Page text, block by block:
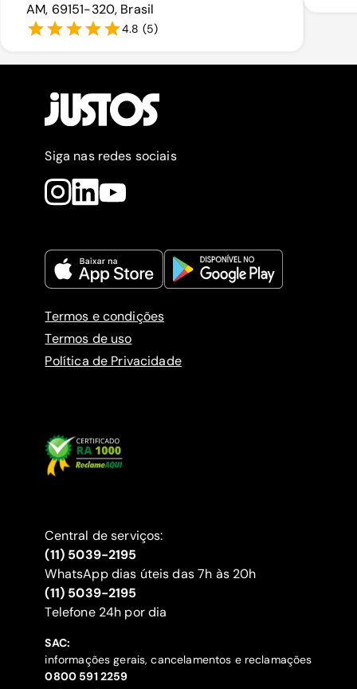
AM, 69151-320, Brasil
4.8 (5)
Siga nas redes sociais
Termos e condições
Termos de uso
Política de Privacidade
Central de serviços:
(11) 5039-2195
WhatsApp dias úteis das 7h às 20h
(11) 5039-2195
‍Telefone 24h por dia
SAC:
informações gerais, cancelamentos e reclamações
‍0800 591 2259